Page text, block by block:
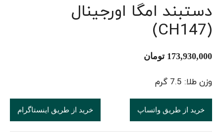
دستبند امگا اورجینال
(CH147)
173,930,000 تومان
وزن طلا: 7.5 گرم
خرید از طریق واتساپ خرید از طریق اینستاگرام